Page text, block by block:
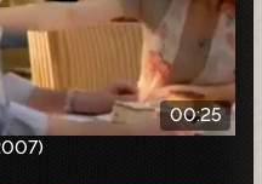
00:25